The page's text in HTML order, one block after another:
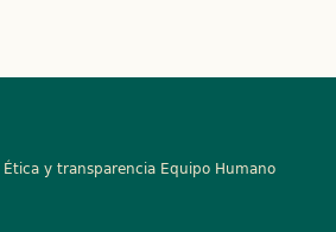
Ética y transparencia Equipo Humano